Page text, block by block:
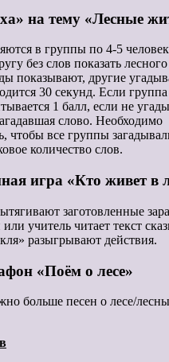
на тему «Лесные
в группы по 4-5
без слов показать
показывают, другие
30 секунд. Если
1 балл, если не
слово. Необходимо
чтобы все группы
количество слов.
игра «Кто живет в
заготовленные
учитель читает текст
разыгрывают действия.
«Поём о лесе»
больше песен о лесе/